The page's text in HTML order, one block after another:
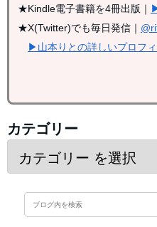
★Kindle電子書籍を4冊出版｜
★X(Twitter)でも毎日発信｜
▶山本りとの詳しいプロフ
カテゴリー